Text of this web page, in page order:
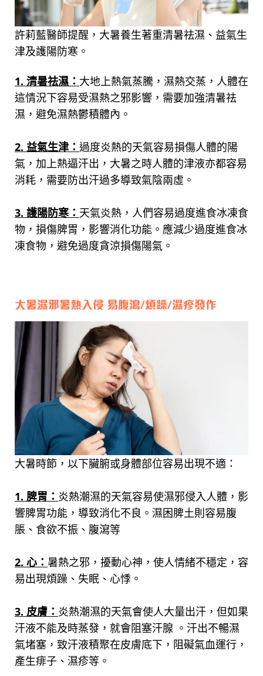
許莉藍醫師提醒，大暑養生著重清暑祛濕、益氣生
津及護陽防寒。
1. 清暑祛濕： 大地上熱氣蒸騰，濕熱交蒸，人體在
這情況下容易受濕熱之邪影響，需要加強清暑祛
濕，避免濕熱鬱積體內。
2. 益氣生津： 過度炎熱的天氣容易損傷人體的陽
氣，加上熱逼汗出，大暑之時人體的津液亦都容易
消耗，需要防出汗過多導致氣陰兩虛。
3. 護陽防寒： 天氣炎熱，人們容易過度進食冰凍食
物，損傷脾胃，影響消化功能。應減少過度進食冰
凍食物，避免過度貪涼損傷陽氣。
大暑濕邪暑熱入侵 易腹瀉/煩躁/濕疹發作
大暑時節，以下臟腑或身體部位容易出現不適：
1. 脾胃： 炎熱潮濕的天氣容易使濕邪侵入人體，影
響脾胃功能，導致消化不良。濕困脾土則容易腹
脹、食欲不振、腹瀉等
2. 心： 暑熱之邪，擾動心神，使人情緒不穩定，容
易出現煩躁、失眠、心悸。
3. 皮膚： 炎熱潮濕的天氣會使人大量出汗，但如果
汗液不能及時蒸發，就會阻塞汗腺 。汗出不暢濕
氣堵塞，致汗液積聚在皮膚底下，阻礙氣血運行，
產生痱子、濕疹等。